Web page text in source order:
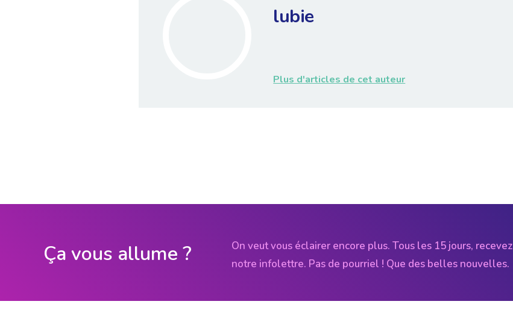
lubie
Plus d'articles de cet auteur
Ça vous allume ?
On veut vous éclairer encore plus. Tous les 15 jours, recevez
notre infolettre. Pas de pourriel ! Que des belles nouvelles.